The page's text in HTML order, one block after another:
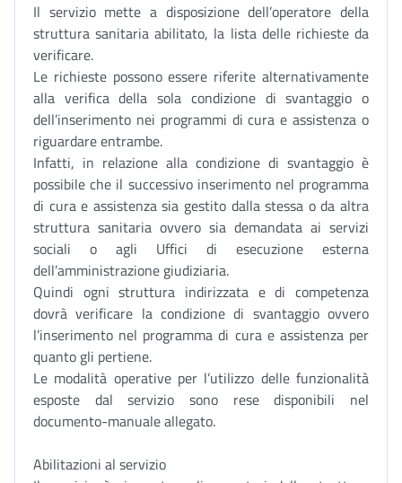
Il servizio mette a disposizione dell’operatore della
struttura sanitaria abilitato, la lista delle richieste da
verificare.
Le richieste possono essere riferite alternativamente
alla verifica della sola condizione di svantaggio o
dell’inserimento nei programmi di cura e assistenza o
riguardare entrambe.
Infatti, in relazione alla condizione di svantaggio è
possibile che il successivo inserimento nel programma
di cura e assistenza sia gestito dalla stessa o da altra
struttura sanitaria ovvero sia demandata ai servizi
sociali o agli Uffici di esecuzione esterna
dell’amministrazione giudiziaria.
Quindi ogni struttura indirizzata e di competenza
dovrà verificare la condizione di svantaggio ovvero
l’inserimento nel programma di cura e assistenza per
quanto gli pertiene.
Le modalità operative per l’utilizzo delle funzionalità
esposte dal servizio sono rese disponibili nel
documento-manuale allegato.
Abilitazioni al servizio